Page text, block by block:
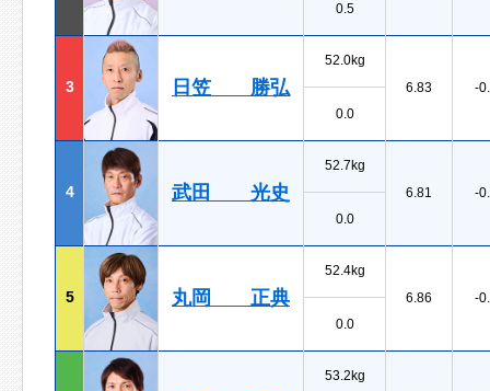
0.5
3 日笠 勝弘
52.0kg
6.83
-
0.0
4 武田 光史
52.7kg
6.81
-
0.0
5 丸岡 正典
52.4kg
6.86
-
0.0
53.2kg